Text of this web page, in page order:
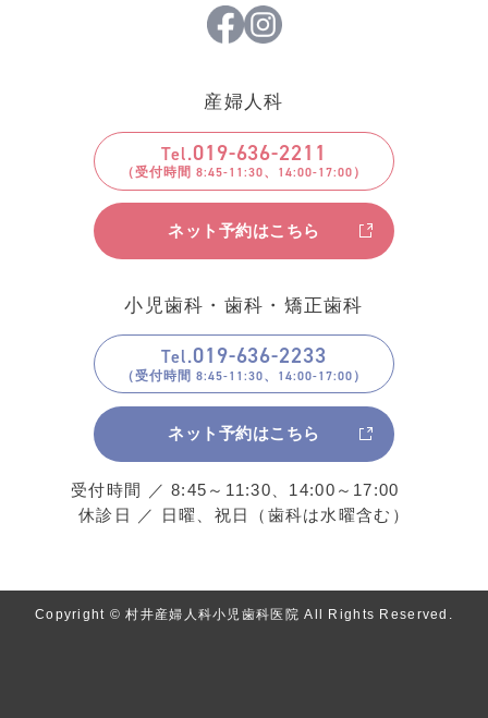
産婦人科
Tel.019-636-2211
ネット予約はこちら
小児歯科・歯科・矯正歯科
Tel.019-636-2233
ネット予約はこちら
受付時間 ／ 8:45～11:30、14:00～17:00
休診日 ／ 日曜、祝日（歯科は水曜含む）
Copyright © 村井産婦人科小児歯科医院 All Rights Reserved.